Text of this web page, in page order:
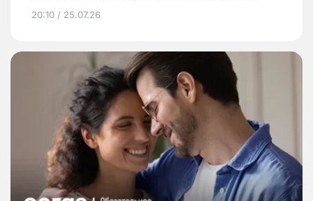
20:10 / 25.07.26